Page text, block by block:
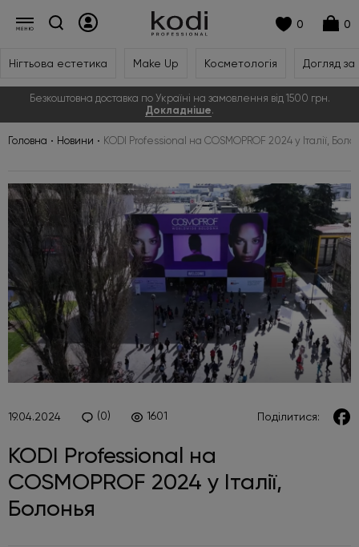
0 0
Нігтьова естетика Make Up Косметологія Догляд
Безкоштовна доставка по Україні на замовлення від 1500 грн.
Докладніше.
Головна Новини KODI Professional на COSMOPROF 2024 у Італії,
19.04.2024 (0) 1601 Поділитися:
KODI Professional на
COSMOPROF 2024 у Італії,
Болонья